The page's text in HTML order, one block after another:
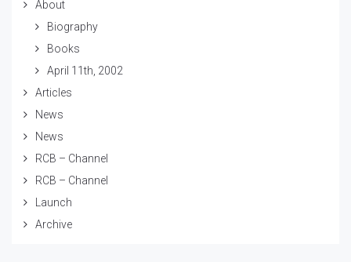
About
Biography
Books
April 11th, 2002
Articles
News
News
RCB – Channel
RCB – Channel
Launch
Archive